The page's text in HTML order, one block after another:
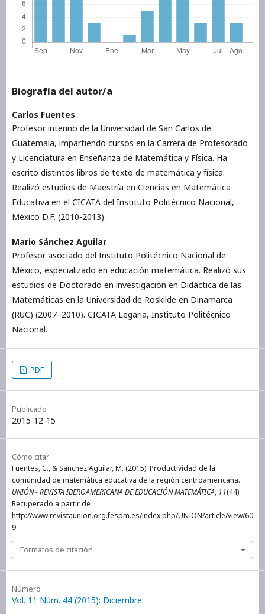
Biografía del autor/a
Carlos Fuentes
Profesor interino de la Universidad de San Carlos de
Guatemala, impartiendo cursos en la Carrera de Profesorado
y Licenciatura en Enseñanza de Matemática y Física. Ha
escrito distintos libros de texto de matemática y física.
Realizó estudios de Maestría en Ciencias en Matemática
Educativa en el CICATA del Instituto Politécnico Nacional,
México D.F. (2010-2013).
Mario Sánchez Aguilar
Profesor asociado del Instituto Politécnico Nacional de
México, especializado en educación matemática. Realizó sus
estudios de Doctorado en investigación en Didáctica de las
Matemáticas en la Universidad de Roskilde en Dinamarca
(RUC) (2007–2010). CICATA Legaria, Instituto Politécnico
Nacional.
PDF
Publicado
2015-12-15
Cómo citar
Fuentes, C., & Sánchez Aguilar, M. (2015). Productividad de la
comunidad de matemática educativa de la región centroamericana.
UNIÓN - REVISTA IBEROAMERICANA DE EDUCACIÓN MATEMÁTICA, 11(44).
Recuperado a partir de
http://www.revistaunion.org.fespm.es/index.php/UNION/article/view/60
9
Formatos de citación
Número
Vol. 11 Núm. 44 (2015): Diciembre